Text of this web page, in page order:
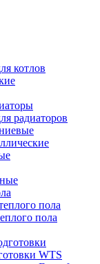
котлов
радиаторов
пола
пола
WTS